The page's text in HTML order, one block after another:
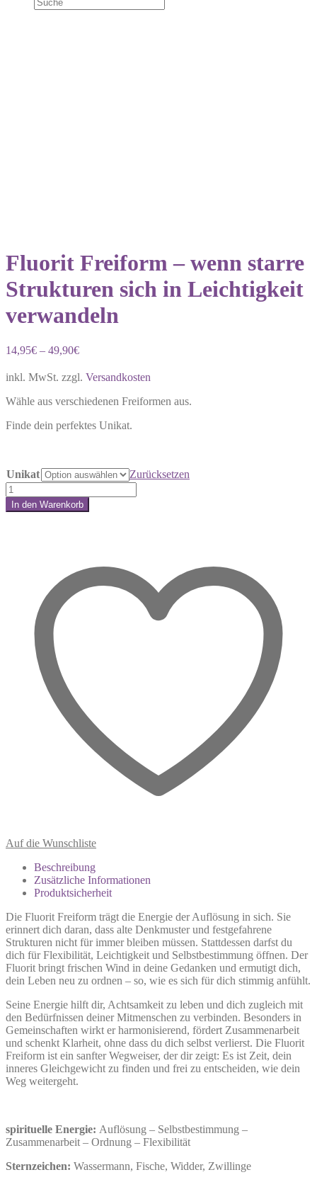
Fluorit Freiform – wenn starre
Strukturen sich in Leichtigkeit
verwandeln
14,95€ – 49,90€
inkl. MwSt. zzgl. Versandkosten
Wähle aus verschiedenen Freiformen aus.
Finde dein perfektes Unikat.
Unikat
Zurücksetzen
Fluorit
Freiform
–
Leichtigkeit
verwandeln
In den Warenkorb
Auf die Wunschliste
Beschreibung
Zusätzliche Informationen
Produktsicherheit
Die Fluorit Freiform trägt die Energie der Auflösung in sich. Sie
erinnert dich daran, dass alte Denkmuster und festgefahrene
Strukturen nicht für immer bleiben müssen. Stattdessen darfst du
dich für Flexibilität, Leichtigkeit und Selbstbestimmung öffnen. Der
Fluorit bringt frischen Wind in deine Gedanken und ermutigt dich,
dein Leben neu zu ordnen – so, wie es sich für dich stimmig anfühlt.
Seine Energie hilft dir, Achtsamkeit zu leben und dich zugleich mit
den Bedürfnissen deiner Mitmenschen zu verbinden. Besonders in
Gemeinschaften wirkt er harmonisierend, fördert Zusammenarbeit
und schenkt Klarheit, ohne dass du dich selbst verlierst. Die Fluorit
Freiform ist ein sanfter Wegweiser, der dir zeigt: Es ist Zeit, dein
inneres Gleichgewicht zu finden und frei zu entscheiden, wie dein
Weg weitergeht.
spirituelle Energie: Auflösung – Selbstbestimmung –
Zusammenarbeit – Ordnung – Flexibilität
Sternzeichen: Wassermann, Fische, Widder, Zwillinge